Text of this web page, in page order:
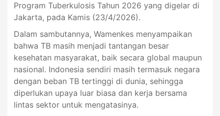
Program Tuberkulosis Tahun 2026 yang digelar di
Jakarta, pada Kamis (23/4/2026).
Dalam sambutannya, Wamenkes menyampaikan
bahwa TB masih menjadi tantangan besar
kesehatan masyarakat, baik secara global maupun
nasional. Indonesia sendiri masih termasuk negara
dengan beban TB tertinggi di dunia, sehingga
diperlukan upaya luar biasa dan kerja bersama
lintas sektor untuk mengatasinya.